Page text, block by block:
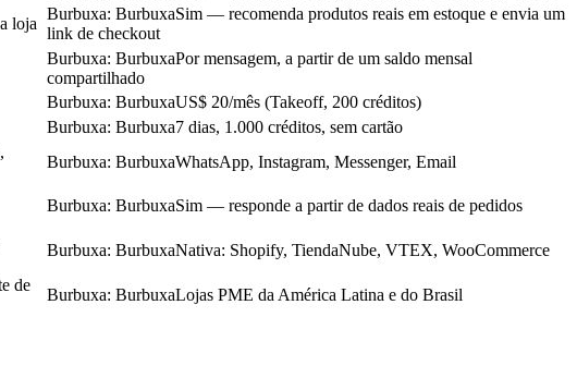
loja
Burbuxa: BurbuxaSim — recomenda produtos reais em estoque e envia um
link de checkout
Burbuxa: BurbuxaPor mensagem, a partir de um saldo mensal
compartilhado
Burbuxa: BurbuxaUS$ 20/mês (Takeoff, 200 créditos)
Burbuxa: Burbuxa7 dias, 1.000 créditos, sem cartão
Burbuxa: BurbuxaWhatsApp, Instagram, Messenger, Email
Burbuxa: BurbuxaSim — responde a partir de dados reais de pedidos
Burbuxa: BurbuxaNativa: Shopify, TiendaNube, VTEX, WooCommerce
de
Burbuxa: BurbuxaLojas PME da América Latina e do Brasil